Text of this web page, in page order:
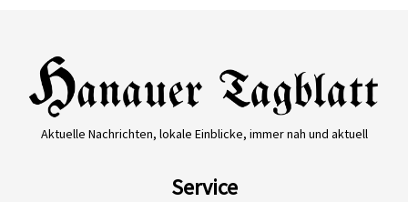
Aktuelle Nachrichten, lokale Einblicke, immer nah und aktuell
Service